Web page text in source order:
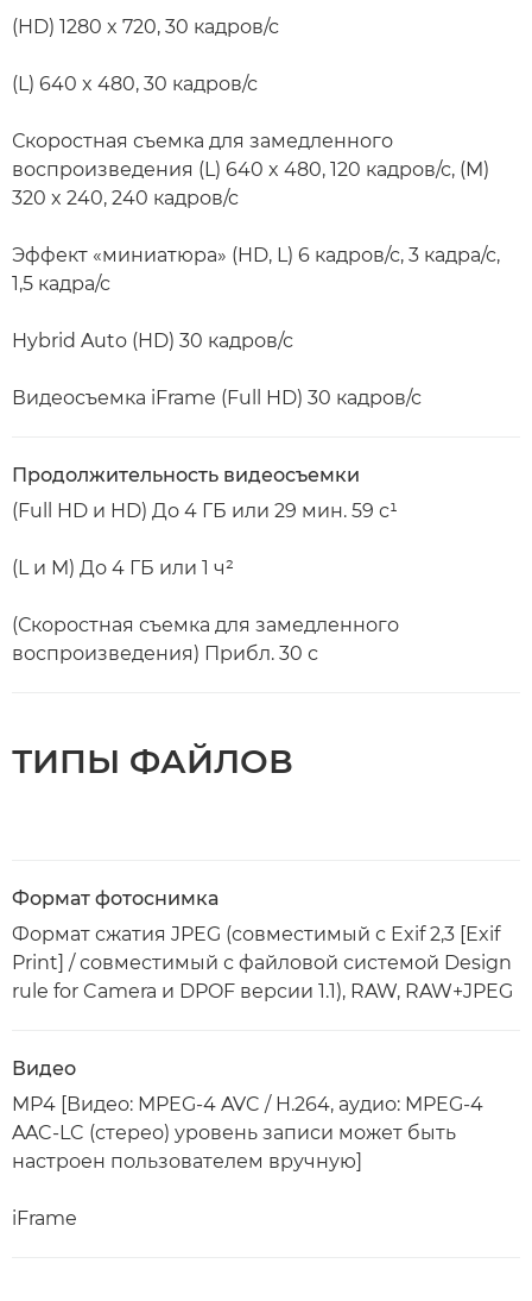
(HD) 1280 x 720, 30 кадров/с
(L) 640 x 480, 30 кадров/с
Скоростная съемка для замедленного
воспроизведения (L) 640 x 480, 120 кадров/с, (M)
320 x 240, 240 кадров/с
Эффект «миниатюра» (HD, L) 6 кадров/с, 3 кадра/с,
1,5 кадра/с
Hybrid Auto (HD) 30 кадров/с
Видеосъемка iFrame (Full HD) 30 кадров/с
Продолжительность видеосъемки
(Full HD и HD) До 4 ГБ или 29 мин. 59 с¹
(L и M) До 4 ГБ или 1 ч²
(Скоростная съемка для замедленного
воспроизведения) Прибл. 30 с
ТИПЫ ФАЙЛОВ
Формат фотоснимка
Формат сжатия JPEG (совместимый с Exif 2,3 [Exif
Print] / совместимый с файловой системой Design
rule for Camera и DPOF версии 1.1), RAW, RAW+JPEG
Видео
MP4 [Видео: MPEG-4 AVC / H.264, аудио: MPEG-4
AAC-LC (стерео) уровень записи может быть
настроен пользователем вручную]
iFrame